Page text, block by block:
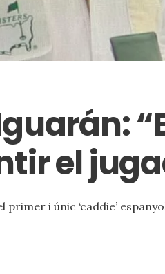
el
primer i únic ‘caddie’